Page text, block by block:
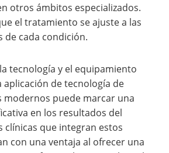
otros ámbitos especializados.
el tratamiento se ajuste a las
de cada condición.
tecnología y el equipamiento
aplicación de tecnología de
modernos puede marcar una
en los resultados del
clínicas que integran estos
con una ventaja al ofrecer una